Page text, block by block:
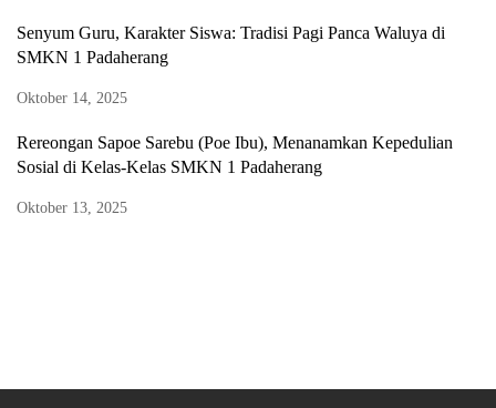
Senyum Guru, Karakter Siswa: Tradisi Pagi Panca Waluya di
SMKN 1 Padaherang
Oktober 14, 2025
Rereongan Sapoe Sarebu (Poe Ibu), Menanamkan Kepedulian
Sosial di Kelas-Kelas SMKN 1 Padaherang
Oktober 13, 2025